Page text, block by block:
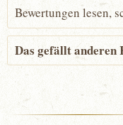
Bewertungen lesen,
Das gefällt anderen